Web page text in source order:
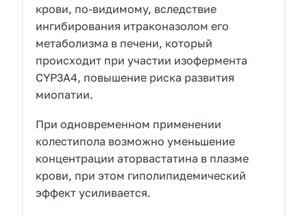
крови, по-видимому, вследствие
ингибирования итраконазолом его
метаболизма в печени, который
происходит при участии изофермента
CYP3A4, повышение риска развития
миопатии.
При одновременном применении
колестипола возможно уменьшение
концентрации аторвастатина в плазме
крови, при этом гиполипидемический
эффект усиливается.